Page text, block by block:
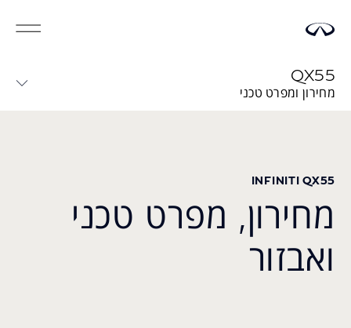
QX55
מחירון ומפרט טכני
INFINITI QX55
מחירון, מפרט טכני
ואבזור